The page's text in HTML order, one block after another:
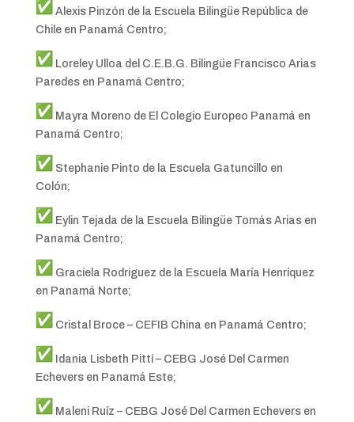
Alexis Pinzón de la Escuela Bilingüe República de
Chile en Panamá Centro;
Loreley Ulloa del C.E.B.G. Bilingüe Francisco Arias
Paredes en Panamá Centro;
Mayra Moreno de El Colegio Europeo Panamá en
Panamá Centro;
Stephanie Pinto de la Escuela Gatuncillo en
Colón;
Eylin Tejada de la Escuela Bilingüe Tomás Arias en
Panamá Centro;
Graciela Rodriguez de la Escuela María Henríquez
en Panamá Norte;
Cristal Broce – CEFIB China en Panamá Centro;
Idania Lisbeth Pittí – CEBG José Del Carmen
Echevers en Panamá Este;
Maleni Ruíz – CEBG José Del Carmen Echevers en